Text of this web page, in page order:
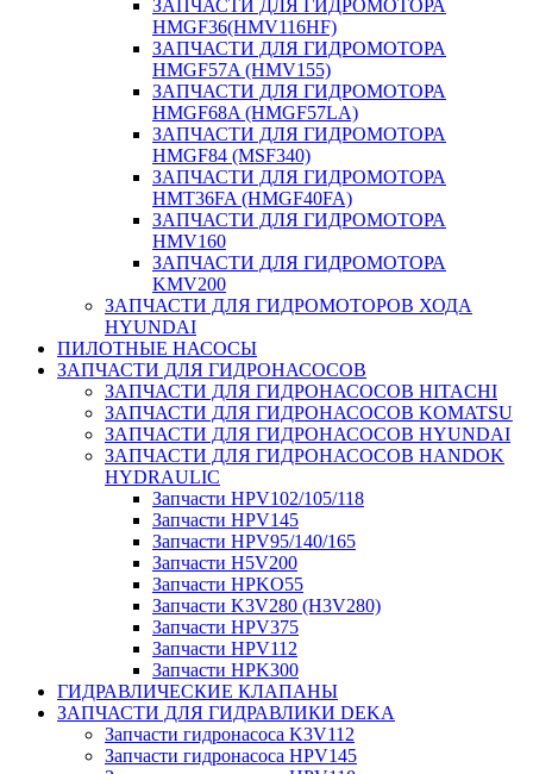
ЗАПЧАСТИ ДЛЯ ГИДРОМОТОРА
HMGF36(HMV116HF)
ЗАПЧАСТИ ДЛЯ ГИДРОМОТОРА
HMGF57A (HMV155)
ЗАПЧАСТИ ДЛЯ ГИДРОМОТОРА
HMGF68A (HMGF57LA)
ЗАПЧАСТИ ДЛЯ ГИДРОМОТОРА
HMGF84 (MSF340)
ЗАПЧАСТИ ДЛЯ ГИДРОМОТОРА
HMT36FA (HMGF40FA)
ЗАПЧАСТИ ДЛЯ ГИДРОМОТОРА
HMV160
ЗАПЧАСТИ ДЛЯ ГИДРОМОТОРА
KMV200
ЗАПЧАСТИ ДЛЯ ГИДРОМОТОРОВ ХОДА
HYUNDAI
ПИЛОТНЫЕ НАСОСЫ
ЗАПЧАСТИ ДЛЯ ГИДРОНАСОСОВ
ЗАПЧАСТИ ДЛЯ ГИДРОНАСОСОВ HITACHI
ЗАПЧАСТИ ДЛЯ ГИДРОНАСОСОВ KOMATSU
ЗАПЧАСТИ ДЛЯ ГИДРОНАСОСОВ HYUNDAI
ЗАПЧАСТИ ДЛЯ ГИДРОНАСОСОВ HANDOK
HYDRAULIC
Запчасти HPV102/105/118
Запчасти HPV145
Запчасти HPV95/140/165
Запчасти H5V200
Запчасти HPKO55
Запчасти K3V280 (H3V280)
Запчасти HPV375
Запчасти HPV112
Запчасти HPK300
ГИДРАВЛИЧЕСКИЕ КЛАПАНЫ
ЗАПЧАСТИ ДЛЯ ГИДРАВЛИКИ DEKA
Запчасти гидронасоса K3V112
Запчасти гидронасоса HPV145